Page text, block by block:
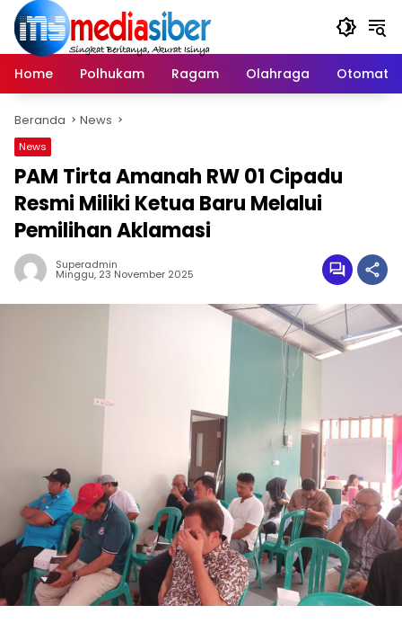
Langsung
konten
Home
Polhukam Ragam Olahraga Otomatif
Beranda News
News
PAM Tirta Amanah RW 01 Cipadu
Resmi Miliki Ketua Baru Melalui
Pemilihan Aklamasi
Superadmin
Minggu, 23 November 2025